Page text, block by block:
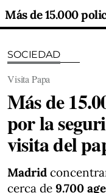
SOCIEDAD
Visita Papa
Más de
por la
visita del
Madrid
cerca de 9.700